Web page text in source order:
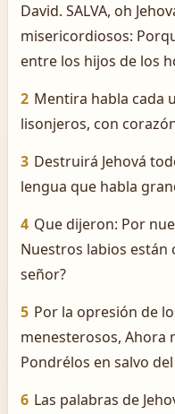
David. SALVA, oh
misericordiosos:
entre los hijos de los
2 Mentira habla cada
lisonjeros, con
3 Destruirá Jehová
lengua que habla
4 Que dijeron: Por
Nuestros labios están
señor?
5 Por la opresión de
menesterosos, Ahora
Pondrélos en salvo
6 Las palabras de